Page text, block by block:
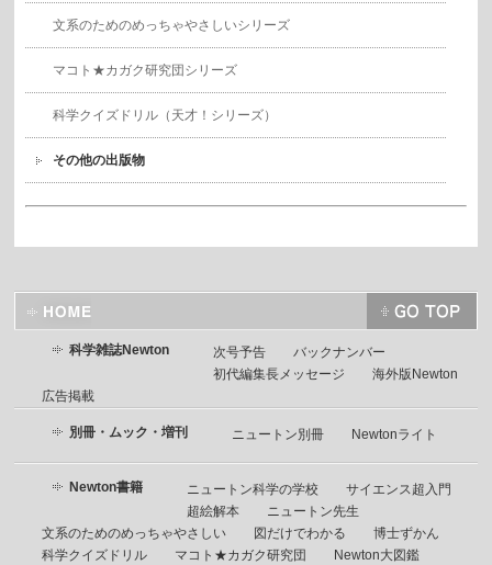
文系のためのめっちゃやさしいシリーズ
マコト★カガク研究団シリーズ
科学クイズドリル（天才！シリーズ）
その他の出版物
科学雑誌Newton 次号予告
バックナンバー
初代編集長メッセージ
海外版Newton
広告掲載
別冊・ムック・増刊 ニュートン別冊 Newtonライト
Newton書籍 ニュートン科学の学校
サイエンス超入門
超絵解本
ニュートン先生
文系のためのめっちゃやさしい
図だけでわかる
博士ずかん
科学クイズドリル
マコト★カガク研究団 Newton大図鑑